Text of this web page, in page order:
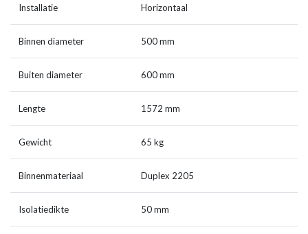
Installatie Horizontaal
Binnen diameter 500 mm
Buiten diameter 600 mm
Lengte 1572 mm
Gewicht 65 kg
Binnenmateriaal Duplex 2205
Isolatiedikte 50 mm